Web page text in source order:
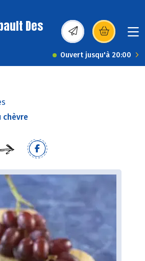
Des
(s’ouvre dans une
Ouvert jusqu'à 20:00
chèvre